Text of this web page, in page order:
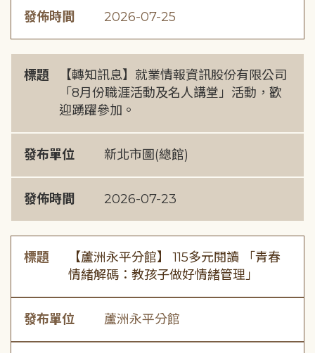
發佈時間 2026-07-25
標題
【轉知訊息】就業情報資訊股份有限公司
「8月份職涯活動及名人講堂」活動，歡
迎踴躍參加。
發布單位 新北市圖(總館)
發佈時間 2026-07-23
標題
【蘆洲永平分館】 115多元閱讀 「青春
情緒解碼：教孩子做好情緒管理」
發布單位 蘆洲永平分館